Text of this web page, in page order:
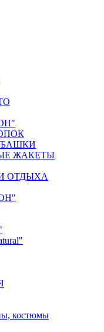
ЖАКЕТЫ
ОТДЫХА
костюмы